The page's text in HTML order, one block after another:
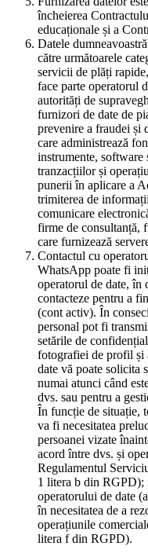
încheierea
educaționale și a
Datele
către următoarele
servicii de plăți
face parte operatorul
autorități de
furnizori de date de
prevenire a fraudei și
care administrează
instrumente, software
tranzacțiilor și
punerii în aplicare a
trimiterea de
comunicare
firme de consultanță,
care furnizează
Contactul cu
WhatsApp poate fi
operatorul de date, în
contacteze pentru a
(cont activ). În
personal pot fi
setările de
fotografiei de profil și
date vă poate solicita
numai atunci când
dvs. sau pentru a
În funcție de situație,
va fi necesitatea
persoanei vizate
acord între dvs. și
Regulamentul
1 litera b din RGPD);
operatorului de date
în necesitatea de a
operațiunile
litera f din RGPD).